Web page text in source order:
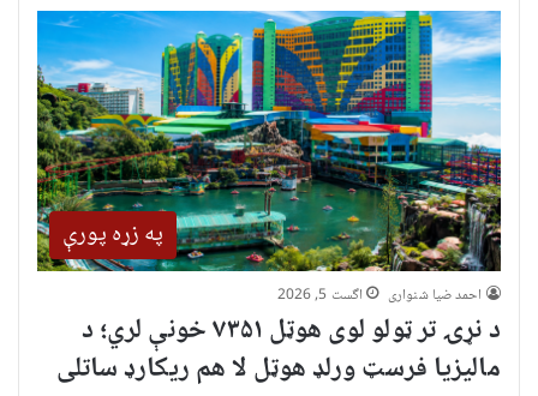
په زړه پورې
احمد ضیا شنواری اگست 5, 2026
د نړۍ تر ټولو لوی هوټل ۷۳۵۱ خونې لري؛ د
مالیزیا فرسټ ورلډ هوټل لا هم ریکارډ ساتلی